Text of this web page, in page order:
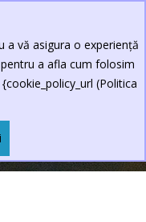
a vă asigura o experiență
a afla cum folosim
(Politica